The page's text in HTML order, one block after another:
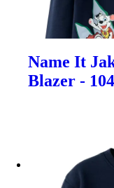
Name It
Blazer - 104